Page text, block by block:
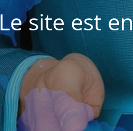
Le site est